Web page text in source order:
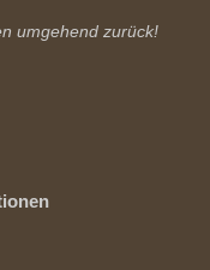
umgehend zurück!